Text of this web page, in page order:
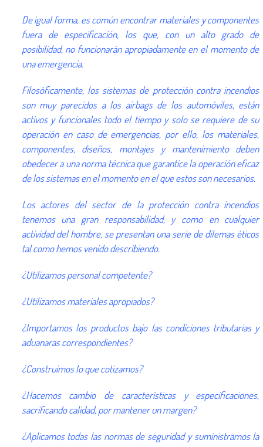
De igual forma, es común encontrar materiales y componentes
fuera de especificación, los que, con un alto grado de
posibilidad, no funcionarán apropiadamente en el momento de
una emergencia.
Filosóficamente, los sistemas de protección contra incendios
son muy parecidos a los airbags de los automóviles, están
activos y funcionales todo el tiempo y solo se requiere de su
operación en caso de emergencias, por ello, los materiales,
componentes, diseños, montajes y mantenimiento deben
obedecer a una norma técnica que garantice la operación eficaz
de los sistemas en el momento en el que estos son necesarios.
Los actores del sector de la protección contra incendios
tenemos una gran responsabilidad, y como en cualquier
actividad del hombre, se presentan una serie de dilemas éticos
tal como hemos venido describiendo.
¿Utilizamos personal competente?
¿Utilizamos materiales apropiados?
¿Importamos los productos bajo las condiciones tributarias y
aduanaras correspondientes?
¿Construimos lo que cotizamos?
¿Hacemos cambio de características y especificaciones,
sacrificando calidad, por mantener un margen?
¿Aplicamos todas las normas de seguridad y suministramos la